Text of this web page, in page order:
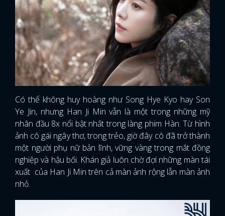
Có thể không huy hoàng như Song Hye Kyo hay Son
Ye Jin, nhưng Han Ji Min vẫn là một trong những mỹ
nhân đầu 8x nổi bật nhất trong làng phim Hàn. Từ hình
ảnh cô gái ngây thơ, trong trẻo, giờ đây cô đã trở thành
một người phụ nữ bản lĩnh, vững vàng trong mắt đồng
nghiệp và hậu bối. Khán giả luôn chờ đợi những màn tái
xuất của Han Ji Min trên cả màn ảnh rộng lẫn màn ảnh
nhỏ.